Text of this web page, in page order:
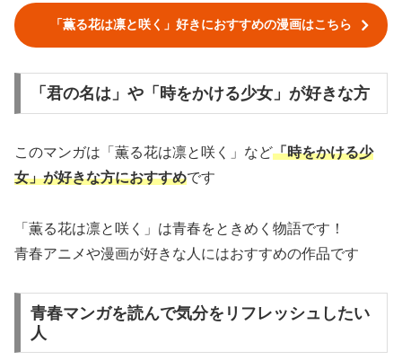
「薫る花は凛と咲く」好きにおすすめの漫画はこちら
「君の名は」や「時をかける少女」が好きな方
このマンガは「薫る花は凛と咲く」など「時をかける少
女」が好きな方におすすめです
「薫る花は凛と咲く」は青春をときめく物語です！
青春アニメや漫画が好きな人にはおすすめの作品です
青春マンガを読んで気分をリフレッシュしたい
人